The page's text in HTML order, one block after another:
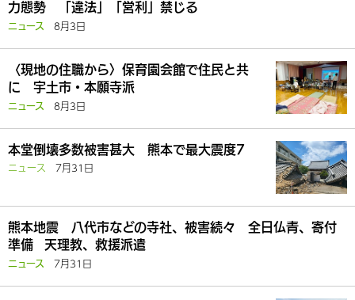
力態勢 「違法」「営利」禁じる
ニュース 8月3日
〈現地の住職から〉保育園会館で住民と共
に 宇土市・本願寺派
ニュース 8月3日
本堂倒壊多数被害甚大 熊本で最大震度7
ニュース 7月31日
熊本地震 八代市などの寺社、被害続々 全日仏青、寄付
準備 天理教、救援派遣
ニュース 7月31日